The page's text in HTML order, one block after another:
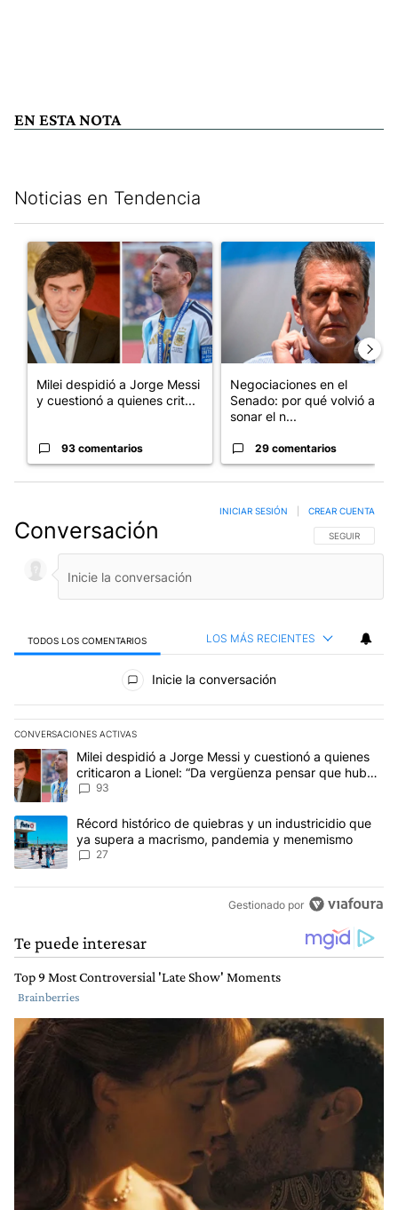
EN ESTA NOTA
Noticias en Tendencia
Un artículo de tendencia con el título "Milei despidió a Jorge
Milei despidió a Jorge Messi
y cuestionó a quienes crit...
93 comentarios
Un artículo de tendencia
Negociaciones en el
Senado: por qué volvió a
sonar el n...
29 comentarios
Conversación SIGA ESTA
SEGUIR
INICIAR SESIÓN CREAR CUENTA
TODOS LOS COMENTARIOS LOS MÁS RECIENTES
Todos los comentarios
Inicie la conversación
CONVERSACIONES ACTIVAS
Este listado muestra los artículos con más comentarios en los
Un artículo de tendencia con el título "Milei despidió a Jorge
Milei despidió a Jorge Messi y cuestionó a quienes
criticaron a Lionel: “Da vergüenza pensar que hubo
anti-Messi”
93
Un artículo de tendencia con el título "Récord histórico de
Récord histórico de quiebras y un industricidio que
ya supera a macrismo, pandemia y menemismo
27
Gestionado por